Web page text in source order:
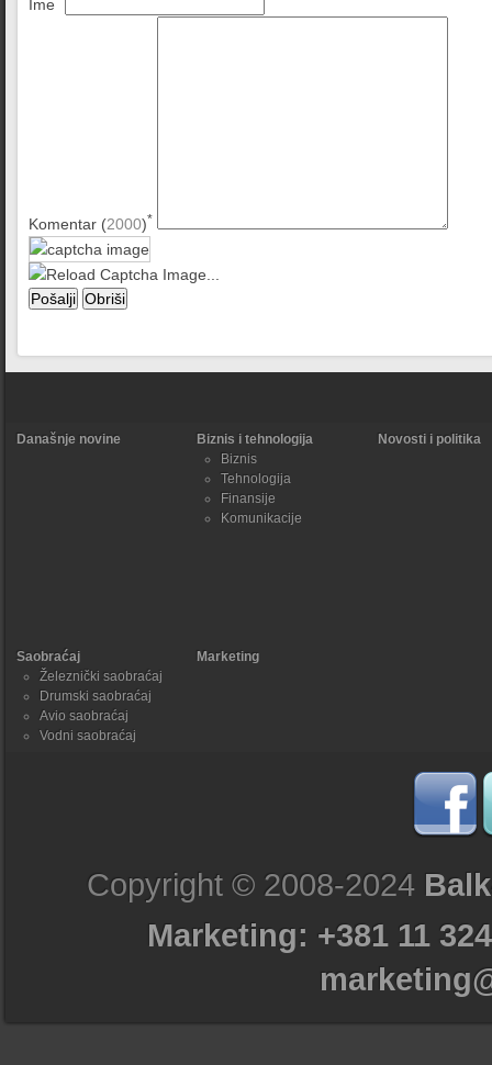
Ime
Komentar (2000)*
Današnje novine
Biznis i tehnologija
Biznis
Tehnologija
Finansije
Komunikacije
Novosti i politika
Saobraćaj
Železnički saobraćaj
Drumski saobraćaj
Avio saobraćaj
Vodni saobraćaj
Marketing
Copyright © 2008-2024
Marketing: +381 11